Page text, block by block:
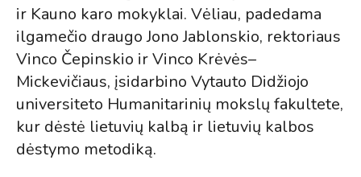
ir Kauno karo mokyklai. Vėliau, padedama
ilgamečio draugo Jono Jablonskio, rektoriaus
Vinco Čepinskio ir Vinco Krėvės–
Mickevičiaus, įsidarbino Vytauto Didžiojo
universiteto Humanitarinių mokslų fakultete,
kur dėstė lietuvių kalbą ir lietuvių kalbos
dėstymo metodiką.